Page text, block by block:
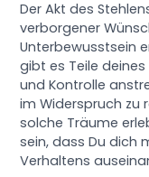
Der Akt des
verborgener
Unterbewusstsein
gibt es Teile deines
und Kontrolle
im Widerspruch zu
solche Träume
sein, dass Du dich
Verhaltens